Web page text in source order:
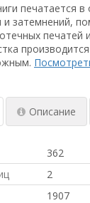
печатается
и затемнений,
печатей
Описание
362
2
1907